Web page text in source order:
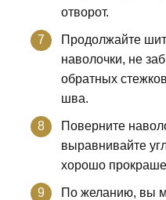
отворот.
Продолжайте
наволочки, не
обратных
шва.
Поверните
выравнивайте
хорошо
По желанию, вы